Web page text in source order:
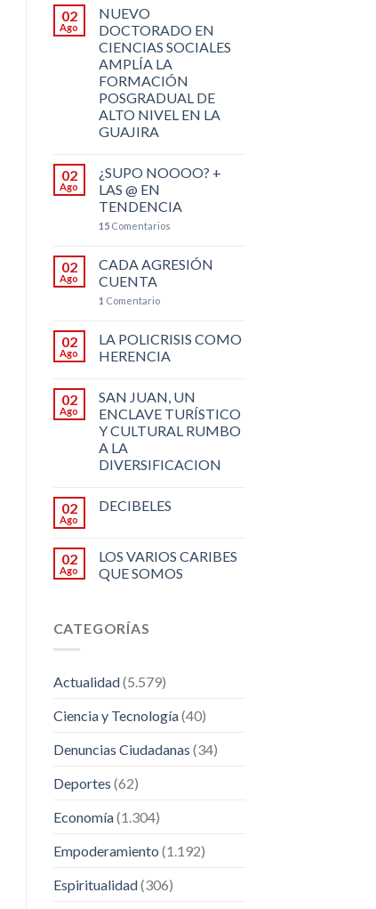
02
Ago
NUEVO
DOCTORADO EN
CIENCIAS SOCIALES
AMPLÍA LA
FORMACIÓN
POSGRADUAL DE
ALTO NIVEL EN LA
GUAJIRA
02
Ago
¿SUPO NOOOO? +
LAS @ EN
TENDENCIA
15Comentarios
02
Ago
CADA AGRESIÓN
CUENTA
1 Comentario
02
Ago
LA POLICRISIS COMO
HERENCIA
02
Ago
SAN JUAN, UN
ENCLAVE TURÍSTICO
Y CULTURAL RUMBO
A LA
DIVERSIFICACION
02
Ago
DECIBELES
02
Ago
LOS VARIOS CARIBES
QUE SOMOS
CATEGORÍAS
Actualidad(5.579)
Ciencia y Tecnología(40)
Denuncias Ciudadanas (34)
Deportes (62)
Economía(1.304)
Empoderamiento (1.192)
Espiritualidad(306)